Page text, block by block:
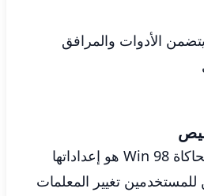
يتضمن الأدوات والمرافق
أحد الجوانب الجذابة لمحاكاة Win 98 هو إعداداتها
تغيير المعلمات